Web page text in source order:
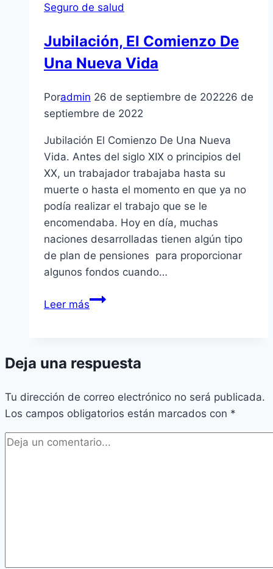
En
Ley
Nueva?
Seguro de salud
Jubilación, El Comienzo De
Una Nueva Vida
Poradmin 26 de septiembre de 202226 de
septiembre de 2022
Jubilación El Comienzo De Una Nueva
Vida. Antes del siglo XIX o principios del
XX, un trabajador trabajaba hasta su
muerte o hasta el momento en que ya no
podía realizar el trabajo que se le
encomendaba. Hoy en día, muchas
naciones desarrolladas tienen algún tipo
de plan de pensiones para proporcionar
algunos fondos cuando…
Leer másJubilación,
Una
Vida
Deja una respuesta
Tu dirección de correo electrónico no será publicada.
Los campos obligatorios están marcados con *